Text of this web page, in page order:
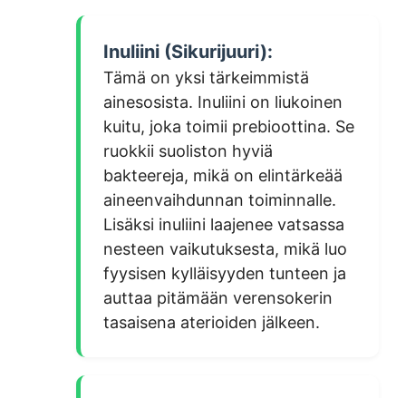
Inuliini (Sikurijuuri):
Tämä on yksi tärkeimmistä
ainesosista. Inuliini on liukoinen
kuitu, joka toimii prebioottina. Se
ruokkii suoliston hyviä
bakteereja, mikä on elintärkeää
aineenvaihdunnan toiminnalle.
Lisäksi inuliini laajenee vatsassa
nesteen vaikutuksesta, mikä luo
fyysisen kylläisyyden tunteen ja
auttaa pitämään verensokerin
tasaisena aterioiden jälkeen.